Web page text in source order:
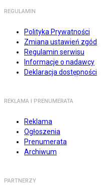
REGULAMIN
Polityka Prywatności
Zmiana ustawień zgód
Regulamin serwisu
Informacje o nadawcy
Deklaracja dostępności
REKLAMA I PRENUMERATA
Reklama
Ogłoszenia
Prenumerata
Archiwum
PARTNERZY